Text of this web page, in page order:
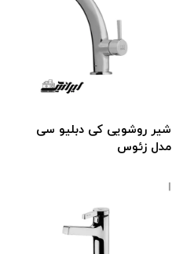
شیر روشویی کی دبلیو سی
مدل زئوس